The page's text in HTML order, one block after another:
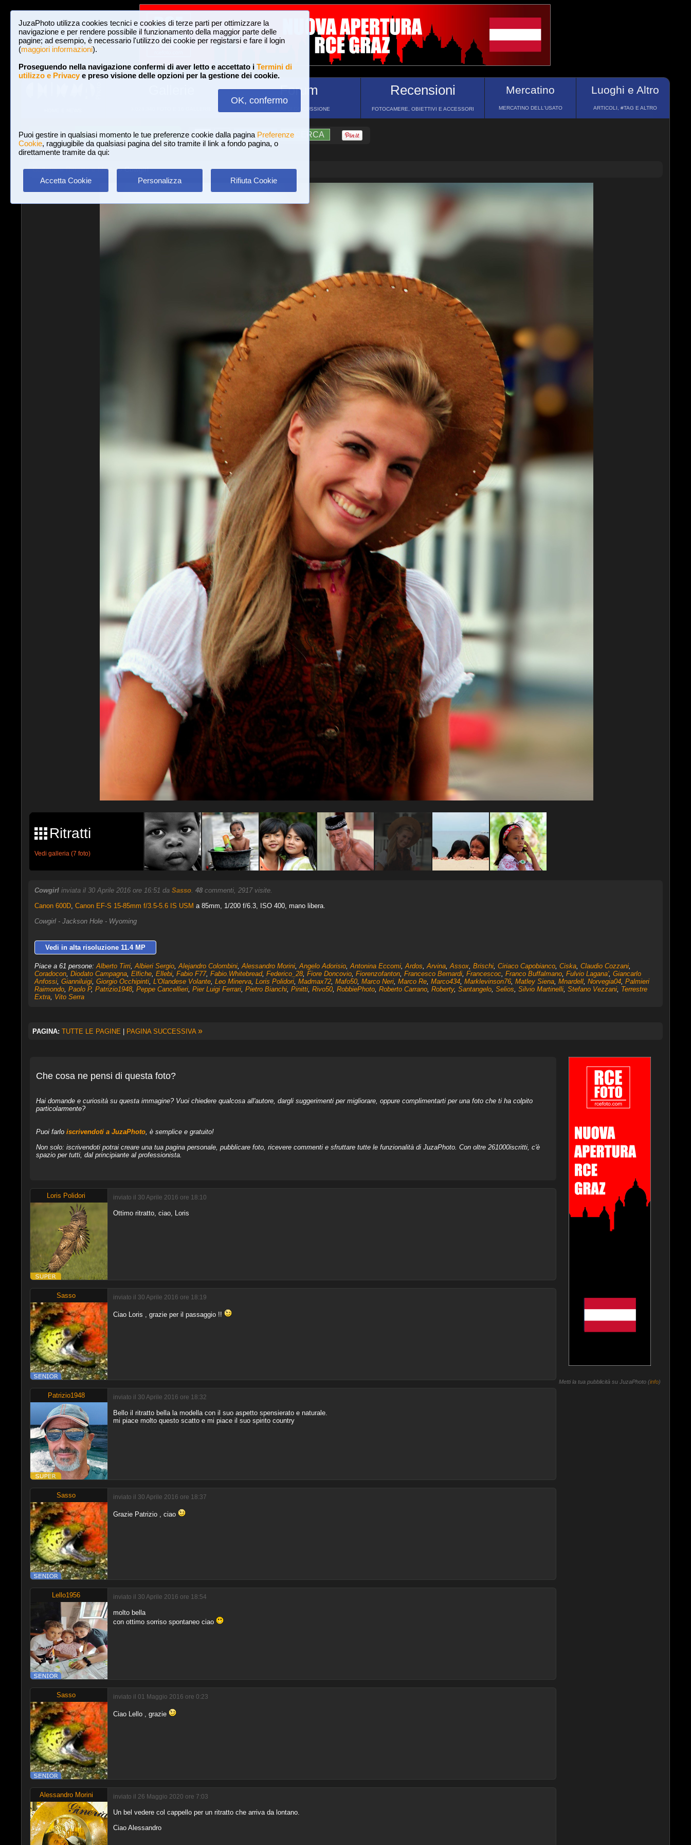
JuzaPhoto utilizza cookies tecnici e cookies di terze parti per ottimizzare la
navigazione e per rendere possibile il funzionamento della maggior parte delle
pagine; ad esempio, è necessario l'utilizzo dei cookie per registarsi e fare il login
(maggiori informazioni).
Proseguendo nella navigazione confermi di aver letto e accettato i Termini di
utilizzo e Privacye preso visione delle opzioni per la gestione dei cookie.
OK, confermo
Puoi gestire in qualsiasi momento le tue preferenze cookie dalla pagina Preferenze
Cookie, raggiugibile da qualsiasi pagina del sito tramite il link a fondo pagina, o
direttamente tramite da qui:
Accetta Cookie Personalizza Rifiuta Cookie
Forum
FORUM DI DISCUSSIONE
Recensioni
FOTOCAMERE, OBIETTIVI E ACCESSORI
Mercatino
MERCATINO DELL'USATO
Luoghi e Altro
ARTICOLI, #TAG E ALTRO
Login Iscriviti a JuzaPhoto! A A ?AIUTO RICERCA
Gallerie»Ritratto e Moda » Cowgirl
Ritratti
Vedi galleria (7 foto)
Cowgirl inviata il 30 Aprile 2016 ore 16:51 da Sasso. 48commenti, 2917 visite.
Canon 600D, Canon EF-S 15-85mm f/3.5-5.6 IS USM a 85mm, 1/200 f/6.3, ISO 400, mano libera.
Cowgirl - Jackson Hole - Wyoming
Vedi in alta risoluzione 11.4 MP
Piace a 61 persone:Alberto Tirri,Albieri Sergio,Alejandro Colombini,Alessandro Morini,Angelo Adorisio,Antonina Eccomi,Ardos,Arvina,Assox, Brischi, Ciriaco Capobianco, Ciska, Claudio Cozzani,
Coradocon, Diodato Campagna, Elfiche, Ellebi, Fabio F77, Fabio.Whitebread, Federico_28, Fiore Doncovio, Fiorenzofanton, Francesco Bernardi, Francescoc, Franco Buffalmano, Fulvio Lagana', Giancarlo
Anfossi, Gianniluigi, Giorgio Occhipinti, L'Olandese Volante, Leo Minerva, Loris Polidori, Madmax72, Mafo50, Marco Neri, Marco Re, Marco434, Marklevinson76, Matley Siena, Mnardell, Norvegia04, Palmieri
Raimondo, Paolo P, Patrizio1948, Peppe Cancellieri, Pier Luigi Ferrari, Pietro Bianchi, Pinitti, Rivo50, RobbiePhoto, Roberto Carrano, Roberty, Santangelo, Selios, Silvio Martinelli, Stefano Vezzani, Terrestre
Extra, Vito Serra
PAGINA: TUTTE LE PAGINE PAGINA SUCCESSIVA »
Che cosa ne pensi di questa foto?
Hai domande e curiosità su questa immagine? Vuoi chiedere qualcosa all'autore, dargli suggerimenti per migliorare, oppure complimentarti per una foto che ti ha colpito
particolarmente?
Puoi farlo iscrivendoti a JuzaPhoto, è semplice e gratuito!
Non solo: iscrivendoti potrai creare una tua pagina personale, pubblicare foto, ricevere commenti e sfruttare tutte le funzionalità di JuzaPhoto. Con oltre 261000iscritti, c'è
spazio per tutti, dal principiante al professionista.
Loris Polidori inviato il 30 Aprile 2016 ore 18:10
Ottimo ritratto, ciao, Loris
Sasso inviato il 30 Aprile 2016 ore 18:19
Ciao Loris , grazie per il passaggio !!
Patrizio1948 inviato il 30 Aprile 2016 ore 18:32
Bello il ritratto bella la modella con il suo aspetto spensierato e naturale.
mi piace molto questo scatto e mi piace il suo spirito country
Sasso inviato il 30 Aprile 2016 ore 18:37
Grazie Patrizio , ciao
Lello1956 inviato il 30 Aprile 2016 ore 18:54
molto bella
con ottimo sorriso spontaneo ciao
Sasso inviato il 01 Maggio 2016 ore 0:23
Ciao Lello , grazie
Alessandro Morini inviato il 26 Maggio 2020 ore 7:03
Un bel vedere col cappello per un ritratto che arriva da lontano.
Ciao Alessandro
Metti la tua pubblicità su JuzaPhoto (info)